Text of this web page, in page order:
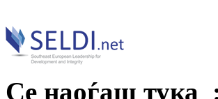
Се наоѓаш тука